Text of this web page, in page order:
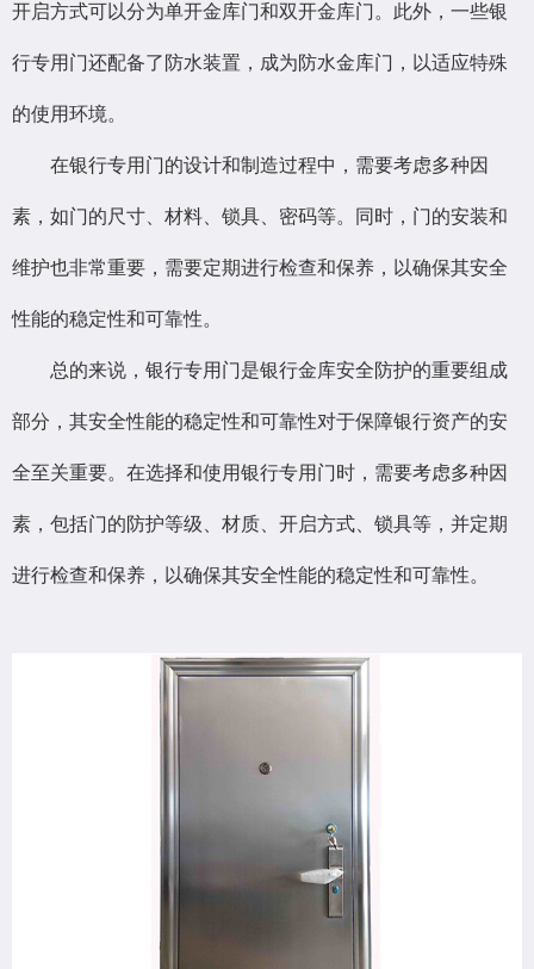
开启方式可以分为单开金库门和双开金库门。此外，一些银
行专用门还配备了防水装置，成为防水金库门，以适应特殊
的使用环境。
在银行专用门的设计和制造过程中，需要考虑多种因
素，如门的尺寸、材料、锁具、密码等。同时，门的安装和
维护也非常重要，需要定期进行检查和保养，以确保其安全
性能的稳定性和可靠性。
总的来说，银行专用门是银行金库安全防护的重要组成
部分，其安全性能的稳定性和可靠性对于保障银行资产的安
全至关重要。在选择和使用银行专用门时，需要考虑多种因
素，包括门的防护等级、材质、开启方式、锁具等，并定期
进行检查和保养，以确保其安全性能的稳定性和可靠性。